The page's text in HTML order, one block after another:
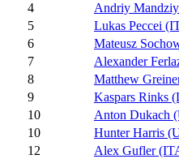
4
Andriy
5
Lukas Peccei
6
Mateusz
7
Alexander
8
Matthew
9
Kaspars Rinks
10
Anton Dukach
10
Hunter Harris
12
Alex Gufler